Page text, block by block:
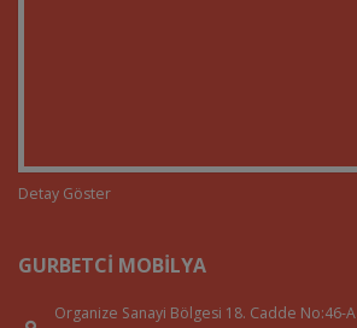
Detay Göster
GURBETCI MOBILYA
Organize Sanayi Bölgesi 18. Cadde No:46-A